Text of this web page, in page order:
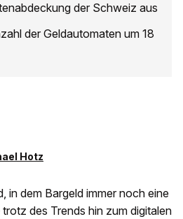
der Schweiz aus
der Geldautomaten um 18
Hotz
in dem Bargeld immer noch eine
des Trends hin zum digitalen